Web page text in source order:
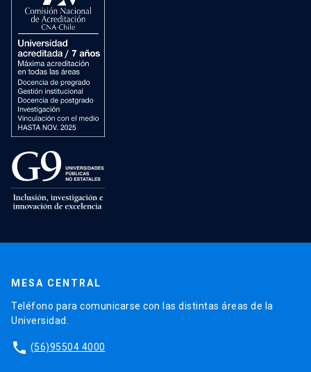
MESA CENTRAL
Teléfono para comunicarse con las distintas áreas de la
Universidad.
phone (56)95504 4000